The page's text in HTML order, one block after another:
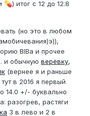
💊) итог с 12 до 12.8
(но это в любом
BIBa и прочее
и обычную верёвку,
(вернее я и раньше
в 2016 я первый
14.0 +/- буквально
разогрев, растяги
3 в лево и 2 в